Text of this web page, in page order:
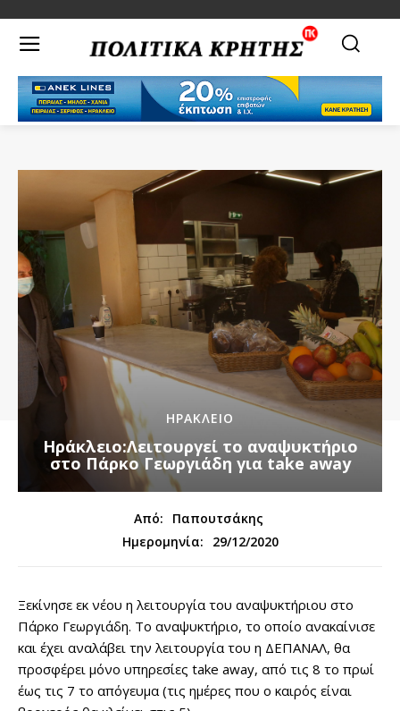
ΗΡΑΚΛΕΙΟ
Ηράκλειο:Λειτουργεί το αναψυκτήριο
στο Πάρκο Γεωργιάδη για take away
Από:
Παπουτσάκης
Ημερομηνία:
29/12/2020
Ξεκίνησε εκ νέου η λειτουργία του αναψυκτήριου στο
Πάρκο Γεωργιάδη. Το αναψυκτήριο, το οποίο ανακαίνισε
και έχει αναλάβει την λειτουργία του η ΔΕΠΑΝΑΛ, θα
προσφέρει μόνο υπηρεσίες take away, από τις 8 το πρωί
έως τις 7 το απόγευμα (τις ημέρες που ο καιρός είναι